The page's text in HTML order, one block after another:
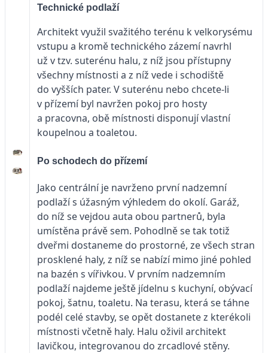
Technické podlaží
Architekt využil svažitého terénu k velkorysému
vstupu a kromě technického zázemí navrhl
už v tzv. suterénu halu, z níž jsou přístupny
všechny místnosti a z níž vede i schodiště
do vyšších pater. V suterénu nebo chcete-li
v přízemí byl navržen pokoj pro hosty
a pracovna, obě místnosti disponují vlastní
koupelnou a toaletou.
Po schodech do přízemí
Jako centrální je navrženo první nadzemní
podlaží s úžasným výhledem do okolí. Garáž,
do níž se vejdou auta obou partnerů, byla
umístěna právě sem. Pohodlně se tak totiž
dveřmi dostaneme do prostorné, ze všech stran
prosklené haly, z níž se nabízí mimo jiné pohled
na bazén s vířivkou. V prvním nadzemním
podlaží najdeme ještě jídelnu s kuchyní, obývací
pokoj, šatnu, toaletu. Na terasu, která se táhne
podél celé stavby, se opět dostanete z kterékoli
místnosti včetně haly. Halu oživil architekt
lavičkou, integrovanou do zrcadlové stěny.